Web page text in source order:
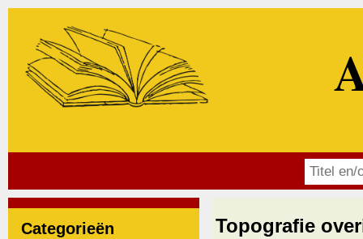
Categorieën Topografie